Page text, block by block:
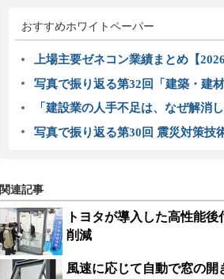
おすすめホワイトペーパー
上場主要ゼネコン業績まとめ【
写真で振り返る第32回「建築・建材
「建設業の人手不足は、なぜ解消
写真で振り返る第30回 震災対策技
関連記事
トヨタが導入した高性能
削減
風速に応じて自動で窓の